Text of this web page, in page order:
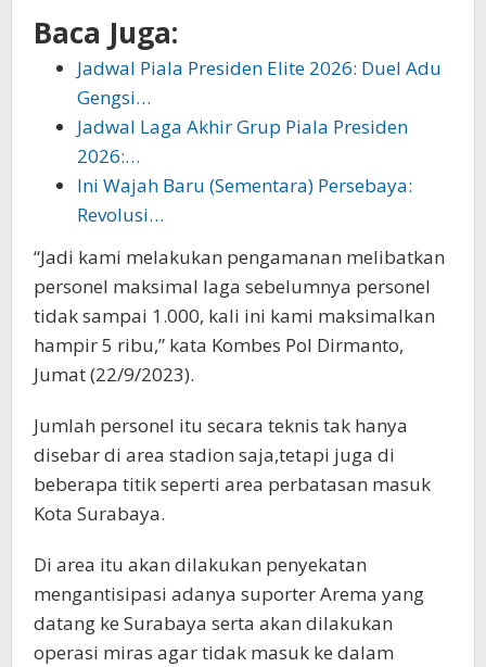
Baca Juga:
Jadwal Piala Presiden Elite 2026: Duel Adu
Gengsi…
Jadwal Laga Akhir Grup Piala Presiden
2026:…
Ini Wajah Baru (Sementara) Persebaya:
Revolusi…
“Jadi kami melakukan pengamanan melibatkan
personel maksimal laga sebelumnya personel
tidak sampai 1.000, kali ini kami maksimalkan
hampir 5 ribu,” kata Kombes Pol Dirmanto,
Jumat (22/9/2023).
Jumlah personel itu secara teknis tak hanya
disebar di area stadion saja,tetapi juga di
beberapa titik seperti area perbatasan masuk
Kota Surabaya.
Di area itu akan dilakukan penyekatan
mengantisipasi adanya suporter Arema yang
datang ke Surabaya serta akan dilakukan
operasi miras agar tidak masuk ke dalam